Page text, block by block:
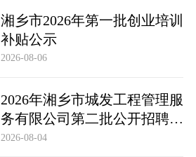
湘乡市2026年第一批创业培训
补贴公示
2026-08-06
2026年湘乡市城发工程管理服
务有限公司第二批公开招聘市
场化聘用工作人员笔试成绩公
2026-08-04